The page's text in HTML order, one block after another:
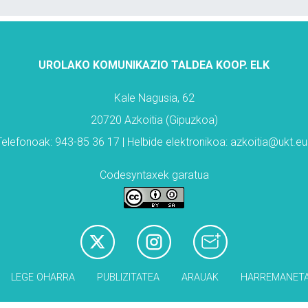
UROLAKO KOMUNIKAZIO TALDEA KOOP. ELK
Kale Nagusia, 62
20720 Azkoitia (Gipuzkoa)
943-85 36 17 | Helbide elektronikoa:
Codesyntaxek garatua
LEGE OHARRA PUBLIZITATEA ARAUAK